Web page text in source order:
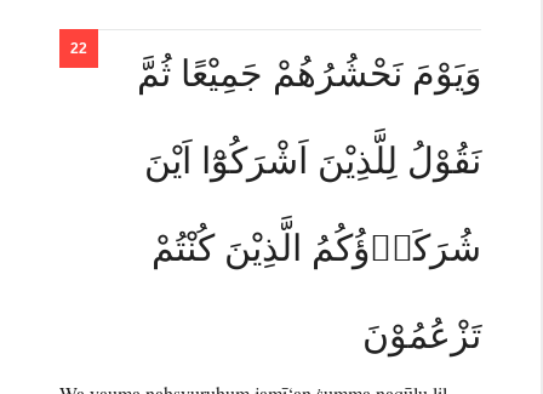
وَيَوْمَ نَحْشُرُهُمْ جَمِيْعًا ثُمَّ
نَقُوْلُ لِلَّذِيْنَ اَشْرَكُوْٓا اَيْنَ
شُرَكَاۤؤُكُمُ الَّذِيْنَ كُنْتُمْ
تَزْعُمُوْنَ